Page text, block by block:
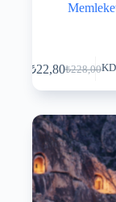
₺228,00
₺22,80